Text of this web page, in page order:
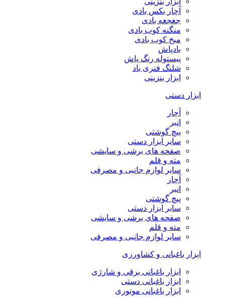
آچار بکس بادی
جغجغه بادی
منگنه کوب بادی
میخ کوب بادی
بادپاش
پیستوله رنگ پاش
شلنگ فنری باد
ابزار بنزینی
ابزار دستی
آچار
انبر
پیچ گوشتی
سایر ابزار دستی
صفحه های برشی و سایشی
مته و قلم
سایر لوازم جانبی و مصرفی
آچار
انبر
پیچ گوشتی
سایر ابزار دستی
صفحه های برشی و سایشی
مته و قلم
سایر لوازم جانبی و مصرفی
ابزار باغبانی و کشاورزی
ابزار باغبانی برقی و شارژی
ابزار باغبانی دستی
ابزار باغبانی موتوری